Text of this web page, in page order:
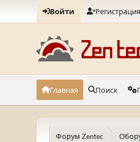
Войти Регистрация
Главная Поиск
Форум Zentec